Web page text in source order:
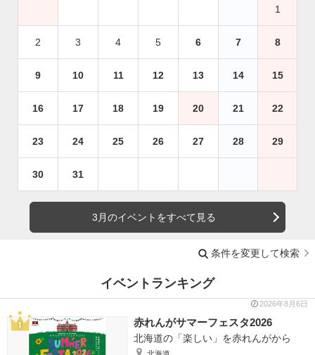
1
2 3 4 5 6 7 8
9 10 11 12 13 14 15
16 17 18 19 20 21 22
23 24 25 26 27 28 29
30 31
3月のイベントをすべて見る
条件を変更して検索
イベントランキング
2026年8月6日
赤れんがサマーフェスタ2026
北海道の「楽しい」を赤れんがから